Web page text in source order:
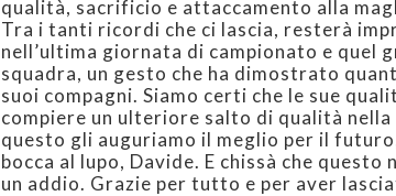
qualità, sacrificio e attaccamento alla
Tra i tanti ricordi che ci lascia, resterà
nell’ultima giornata di campionato e quel
squadra, un gesto che ha dimostrato
suoi compagni. Siamo certi che le sue
compiere un ulteriore salto di qualità
questo gli auguriamo il meglio per il
bocca al lupo, Davide. E chissà che questo
un addio. Grazie per tutto e per aver